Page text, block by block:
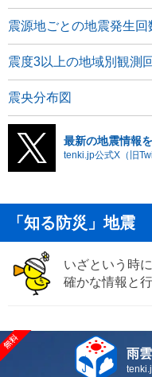
震源地ごとの地震発生回
震度3以上の地域別観測
震央分布図
最新の地震情報
tenki.jp公式X（旧
「知る防災」地震
いざという時
確かな情報と
雨